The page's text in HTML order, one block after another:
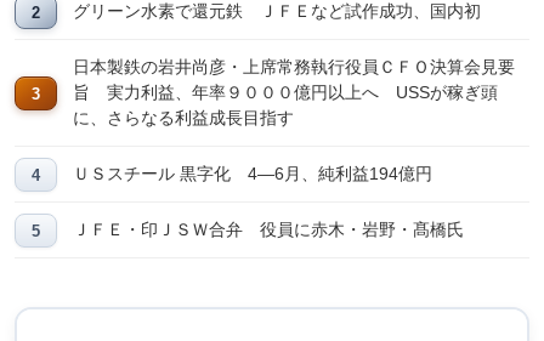
グリーン水素で還元鉄 ＪＦＥなど試作成功、国内初
日本製鉄の岩井尚彦・上席常務執行役員ＣＦＯ決算会見要
旨 実力利益、年率９０００億円以上へ USSが稼ぎ頭
に、さらなる利益成長目指す
ＵＳスチール 黒字化 4―6月、純利益194億円
ＪＦＥ・印ＪＳＷ合弁 役員に赤木・岩野・髙橋氏